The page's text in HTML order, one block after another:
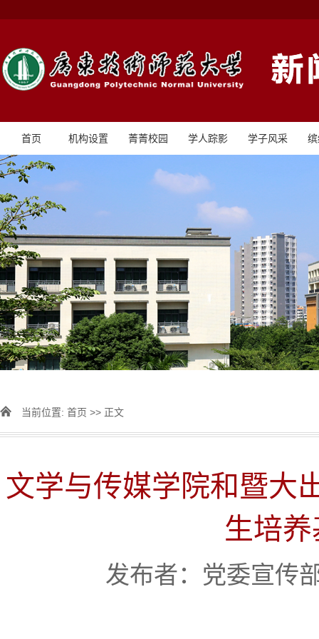
首页 机构设置 菁菁校园 学人踪影 学子风采
当前位置: 首页 >> 正文
文学与传媒学院和暨大
生培
发布者：党委宣传